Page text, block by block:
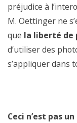
préjudice à
M. Oettinger ne
que la liberté de
d’utiliser des
s’appliquer dans
Ceci n’est pas